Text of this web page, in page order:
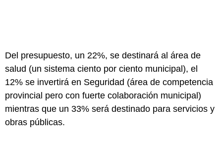
Del presupuesto, un 22%, se destinará al área de
salud (un sistema ciento por ciento municipal), el
12% se invertirá en Seguridad (área de competencia
provincial pero con fuerte colaboración municipal)
mientras que un 33% será destinado para servicios y
obras públicas.